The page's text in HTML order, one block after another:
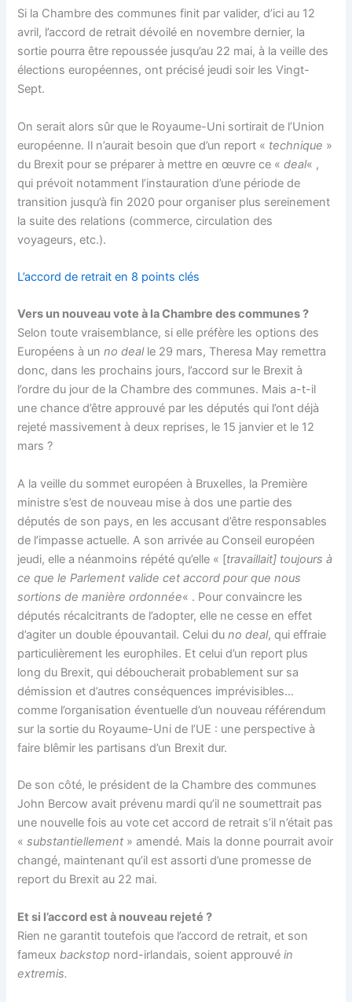
Si la Chambre des communes finit par valider, d’ici au 12
avril, l’accord de retrait dévoilé en novembre dernier, la
sortie pourra être repoussée jusqu’au 22 mai, à la veille des
élections européennes, ont précisé jeudi soir les Vingt-
Sept.
On serait alors sûr que le Royaume-Uni sortirait de l’Union
européenne. Il n’aurait besoin que d’un report « technique »
du Brexit pour se préparer à mettre en œuvre ce «deal« ,
qui prévoit notamment l’instauration d’une période de
transition jusqu’à fin 2020 pour organiser plus sereinement
la suite des relations (commerce, circulation des
voyageurs, etc.).
L’accord de retrait en 8 points clés
Vers un nouveau vote à la Chambre des communes ?
Selon toute vraisemblance, si elle préfère les options des
Européens à unno dealle 29 mars, Theresa May remettra
donc, dans les prochains jours, l’accord sur le Brexit à
l’ordre du jour de la Chambre des communes. Mais a-t-il
une chance d’être approuvé par les députés qui l’ont déjà
rejeté massivement à deux reprises, le 15 janvier et le 12
mars ?
A la veille du sommet européen à Bruxelles, la Première
ministre s’est de nouveau mise à dos une partie des
députés de son pays, en les accusant d’être responsables
de l’impasse actuelle. A son arrivée au Conseil européen
jeudi, elle a néanmoins répété qu’elle « [travaillait] toujours à
ce que le Parlement valide cet accord pour que nous
sortions de manière ordonnée« . Pour convaincre les
députés récalcitrants de l’adopter, elle ne cesse en effet
d’agiter un double épouvantail. Celui duno deal, qui effraie
particulièrement les europhiles. Et celui d’un report plus
long du Brexit, qui déboucherait probablement sur sa
démission et d’autres conséquences imprévisibles…
comme l’organisation éventuelle d’un nouveau référendum
sur la sortie du Royaume-Uni de l’UE : une perspective à
faire blêmir les partisans d’un Brexit dur.
De son côté, le président de la Chambre des communes
John Bercow avait prévenu mardi qu’il ne soumettrait pas
une nouvelle fois au vote cet accord de retrait s’il n’était pas
«substantiellement » amendé. Mais la donne pourrait avoir
changé, maintenant qu’il est assorti d’une promesse de
report du Brexit au 22 mai.
Et si l’accord est à nouveau rejeté ?
Rien ne garantit toutefois que l’accord de retrait, et son
fameux backstop nord-irlandais, soient approuvéin
extremis.